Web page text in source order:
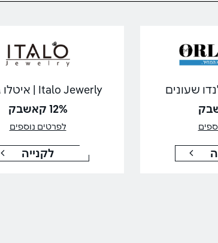
Italo Jewerly | איטלו ג'וורלי
12% קאשבק
לפרטים נוספים
לקנייה